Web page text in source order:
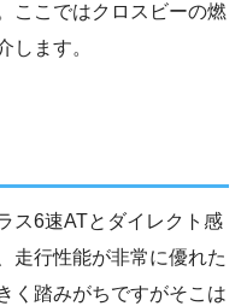
ここではクロスビーの燃
します。
ス6速ATとダイレクト感
走行性能が非常に優れた
く踏みがちですがそこは